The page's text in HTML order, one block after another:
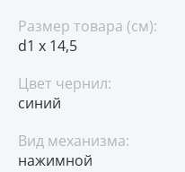
Размер товара (см):
d1 х 14,5
Цвет чернил:
синий
Вид механизма:
нажимной